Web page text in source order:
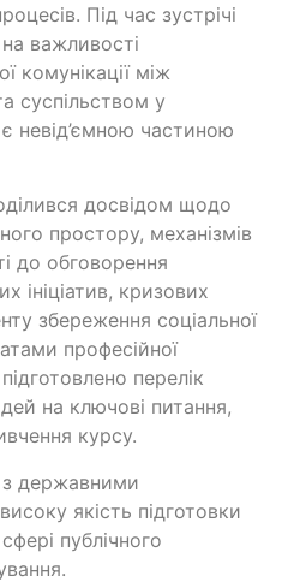
Під час зустрічі
важливості
комунікації між
суспільством у
невід’ємною частиною
досвідом щодо
простору, механізмів
до обговорення
ініціатив, кризових
збереження соціальної
професійної
перелік
на ключові питання,
курсу.
з державними
якість підготовки
публічного